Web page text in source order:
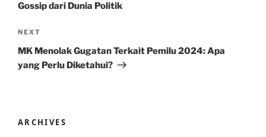
Gossip dari Dunia Politik
Next
Post
NEXT
MK Menolak Gugatan Terkait Pemilu 2024: Apa
yang Perlu Diketahui?
ARCHIVES